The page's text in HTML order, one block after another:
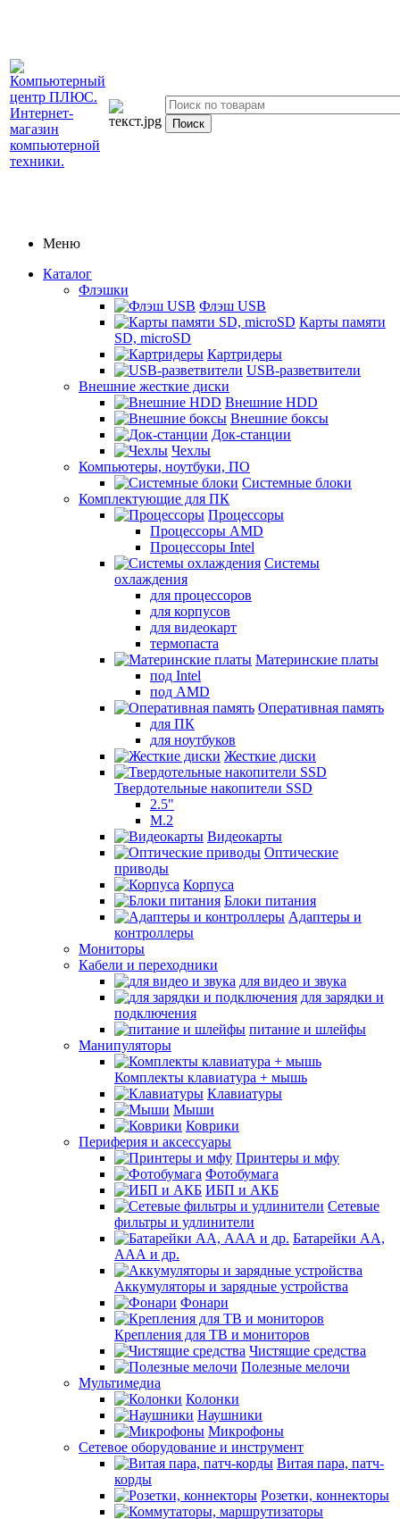
Меню
Каталог
Флэшки
Флэш USB
Карты памяти
SD, microSD
Картридеры
USB-разветвители
Внешние жесткие диски
Внешние HDD
Внешние боксы
Док-станции
Чехлы
Компьютеры, ноутбуки, ПО
Системные блоки
Комплектующие для ПК
Процессоры
Процессоры AMD
Процессоры Intel
Системы
охлаждения
для процессоров
для корпусов
для видеокарт
термопаста
Материнские платы
под Intel
под AMD
Оперативная память
для ПК
для ноутбуков
Жесткие диски
Твердотельные накопители SSD
2.5"
M.2
Видеокарты
Оптические
приводы
Корпуса
Блоки питания
Адаптеры и
контроллеры
Мониторы
Кабели и переходники
для видео и звука
для зарядки и
подключения
питание и шлейфы
Манипуляторы
Комплекты клавиатура + мышь
Клавиатуры
Мыши
Коврики
Периферия и аксессуары
Принтеры и мфу
Фотобумага
ИБП и АКБ
Сетевые
фильтры и удлинители
Батарейки АА,
ААА и др.
Аккумуляторы и зарядные устройства
Фонари
Крепления для ТВ и мониторов
Чистящие средства
Полезные мелочи
Мультимедиа
Колонки
Наушники
Микрофоны
Сетевое оборудование и инструмент
Витая пара, патч-
корды
Розетки, коннекторы